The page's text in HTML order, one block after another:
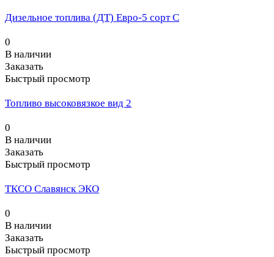
Дизельное топлива (ДТ) Евро-5 сорт С
0
В наличии
Заказать
Быстрый просмотр
Топливо высоковязкое вид 2
0
В наличии
Заказать
Быстрый просмотр
ТКСО Славянск ЭКО
0
В наличии
Заказать
Быстрый просмотр